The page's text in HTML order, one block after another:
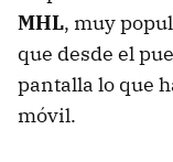
MHL, muy
que desde el
pantalla lo que
móvil.